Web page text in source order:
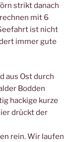
strikt danach
mit 6
ist nicht
immer gute
aus Ost durch
Bodden
hackige kurze
drückt der
rein. Wir laufen